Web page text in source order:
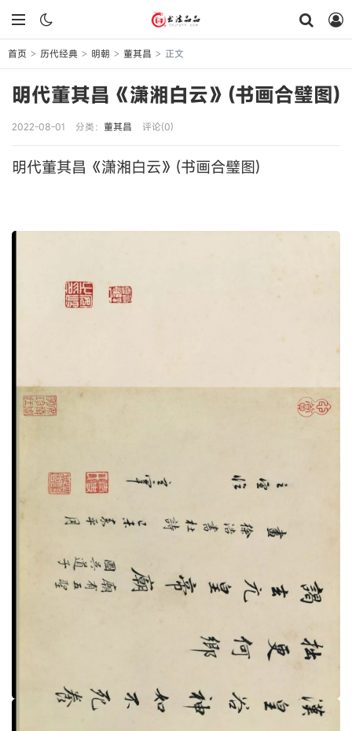
首页 > 历代经典 > 明朝 > 董其昌 > 正文
明代董其昌《潇湘白云》(书画合璧图)
2022-08-01 分类： 董其昌 评论(0)
明代董其昌《潇湘白云》(书画合璧图)